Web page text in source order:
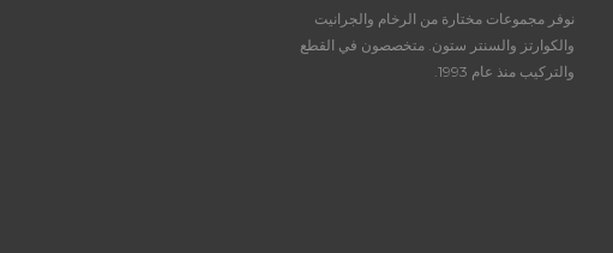
نوفر مجموعات مختارة من الرخام والجرانيت
والكوارتز والسنتر ستون. متخصصون في القطع
والتركيب منذ عام 1993.